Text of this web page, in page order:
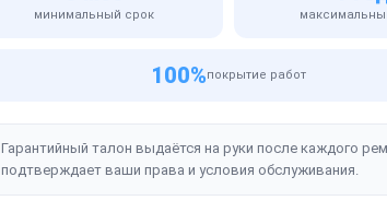
минимальный срок
100%покрытие работ
Гарантийный талон выдаётся на руки после каждого
подтверждает ваши права и условия обслуживания.